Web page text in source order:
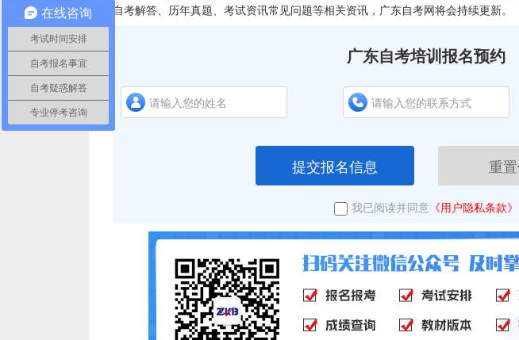
自考解答、历年真题、考试资讯常见问题等相关资讯，广东自考网将会持续更新。
广东自考培训报名预约
提交报名信息 重
我已阅读并同意 《用户隐私条款》
在线咨询
考试时间安排
自考报名事宜
自考疑惑解答
专业停考咨询